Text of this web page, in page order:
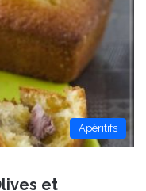
Apéritifs
et